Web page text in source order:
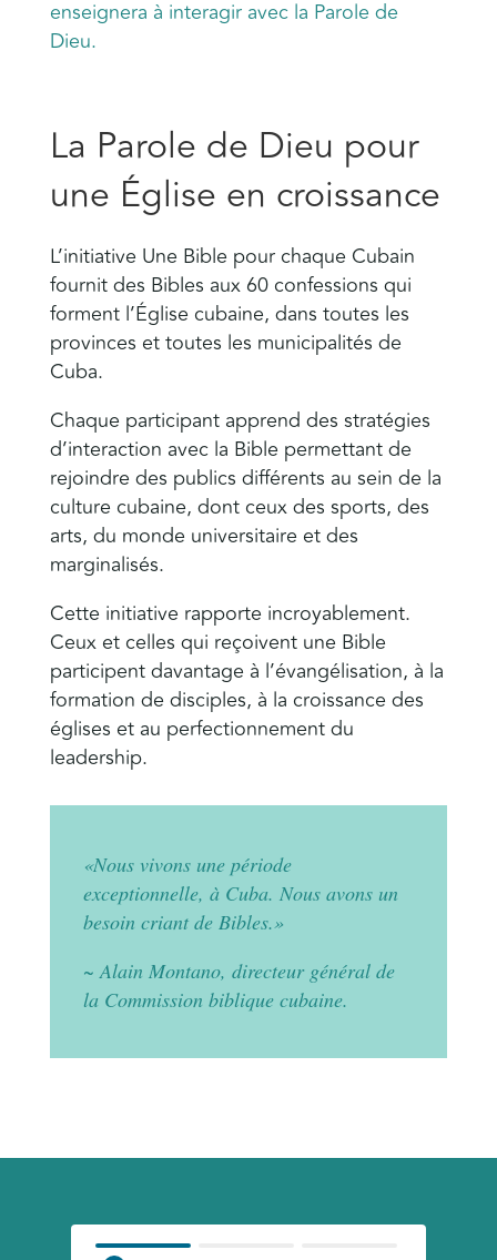
enseignera à interagir avec la Parole de
Dieu.
La Parole de Dieu pour
une Église en croissance
L’initiative Une Bible pour chaque Cubain
fournit des Bibles aux 60 confessions qui
forment l’Église cubaine, dans toutes les
provinces et toutes les municipalités de
Cuba.
Chaque participant apprend des stratégies
d’interaction avec la Bible permettant de
rejoindre des publics différents au sein de la
culture cubaine, dont ceux des sports, des
arts, du monde universitaire et des
marginalisés.
Cette initiative rapporte incroyablement.
Ceux et celles qui reçoivent une Bible
participent davantage à l’évangélisation, à la
formation de disciples, à la croissance des
églises et au perfectionnement du
leadership.
«Nous vivons une période
exceptionnelle, à Cuba. Nous avons un
besoin criant de Bibles.»
~ Alain Montano, directeur général de
la Commission biblique cubaine.